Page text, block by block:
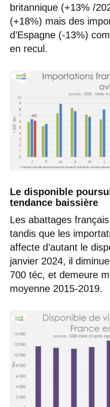
britannique (+13% /
(+18%) mais des
d’Espagne (-13%)
en recul.
Le disponible
tendance baissière
Les abattages
tandis que les
affecte d’autant le
janvier 2024, il
700 téc, et demeure
moyenne 2015-2019.